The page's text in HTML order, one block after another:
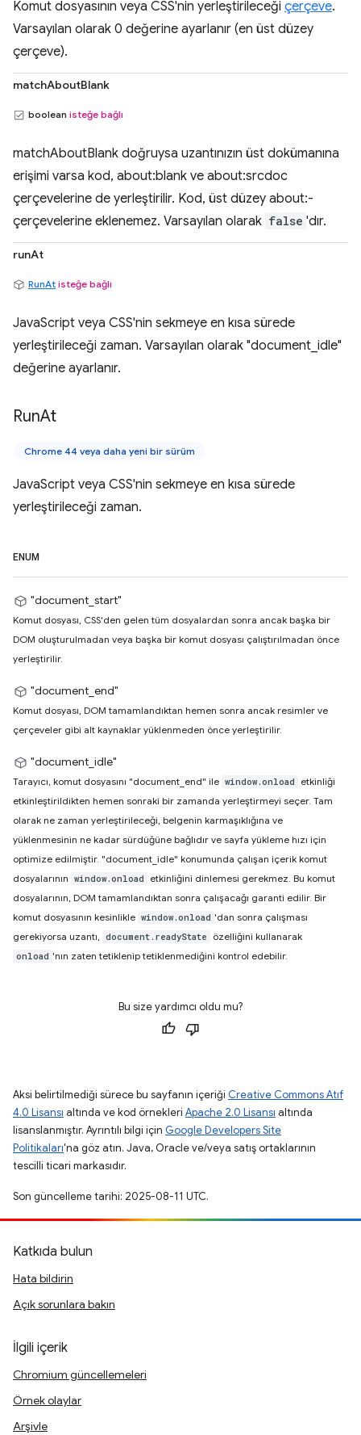
Komut dosyasının veya CSS'nin yerleştirileceği çerçeve.
Varsayılan olarak 0 değerine ayarlanır (en üst düzey
çerçeve).
matchAboutBlank
boolean isteğe bağlı
matchAboutBlank doğruysa uzantınızın üst dokümanına
erişimi varsa kod, about:blank ve about:srcdoc
çerçevelerine de yerleştirilir. Kod, üst düzey about:-
çerçevelerine eklenemez. Varsayılan olarak false 'dır.
runAt
RunAt isteğe bağlı
JavaScript veya CSS'nin sekmeye en kısa sürede
yerleştirileceği zaman. Varsayılan olarak "document_idle"
değerine ayarlanır.
RunAt
Chrome 44 veya daha yeni bir sürüm
JavaScript veya CSS'nin sekmeye en kısa sürede
yerleştirileceği zaman.
ENUM
"document_start"
Komut dosyası, CSS'den gelen tüm dosyalardan sonra ancak başka bir
DOM oluşturulmadan veya başka bir komut dosyası çalıştırılmadan önce
yerleştirilir.
"document_end"
Komut dosyası, DOM tamamlandıktan hemen sonra ancak resimler ve
çerçeveler gibi alt kaynaklar yüklenmeden önce yerleştirilir.
"document_idle"
Tarayıcı, komut dosyasını "document_end" ile window.onload
etkinliği
etkinleştirildikten hemen sonraki bir zamanda yerleştirmeyi seçer. Tam
olarak ne zaman yerleştirileceği, belgenin karmaşıklığına ve
yüklenmesinin ne kadar sürdüğüne bağlıdır ve sayfa yükleme hızı için
optimize edilmiştir. "document_idle" konumunda çalışan içerik komut
dosyalarının window.onload
etkinliğini dinlemesi gerekmez. Bu komut
dosyalarının, DOM tamamlandıktan sonra çalışacağı garanti edilir. Bir
komut dosyasının kesinlikle window.onload 'dan sonra çalışması
gerekiyorsa uzantı, document.readyState özelliğini kullanarak
onload 'nın zaten tetiklenip tetiklenmediğini kontrol edebilir.
Bu size yardımcı oldu mu?
Aksi belirtilmediği sürece bu sayfanın içeriği Creative Commons Atıf
4.0 Lisansı altında ve kod örnekleri Apache 2.0 Lisansı altında
lisanslanmıştır. Ayrıntılı bilgi için Google Developers Site
Politikaları'na göz atın. Java, Oracle ve/veya satış ortaklarının
tescilli ticari markasıdır.
Son güncelleme tarihi: 2025-08-11 UTC.
Katkıda bulun
Hata bildirin
Açık sorunlara bakın
İlgili içerik
Chromium güncellemeleri
Örnek olaylar
Arşivle